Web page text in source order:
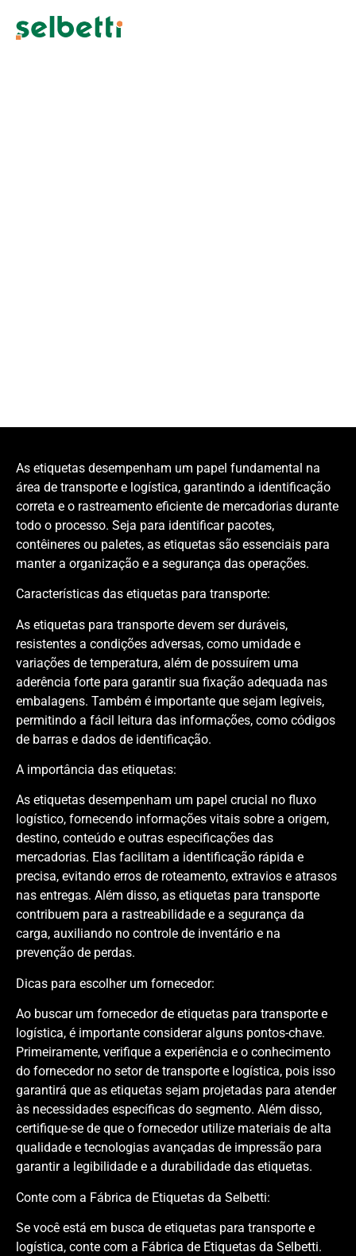
As etiquetas desempenham um papel fundamental na
área de transporte e logística, garantindo a identificação
correta e o rastreamento eficiente de mercadorias durante
todo o processo. Seja para identificar pacotes,
contêineres ou paletes, as etiquetas são essenciais para
manter a organização e a segurança das operações.
Características das etiquetas para transporte:
As etiquetas para transporte devem ser duráveis,
resistentes a condições adversas, como umidade e
variações de temperatura, além de possuírem uma
aderência forte para garantir sua fixação adequada nas
embalagens. Também é importante que sejam legíveis,
permitindo a fácil leitura das informações, como códigos
de barras e dados de identificação.
A importância das etiquetas:
As etiquetas desempenham um papel crucial no fluxo
logístico, fornecendo informações vitais sobre a origem,
destino, conteúdo e outras especificações das
mercadorias. Elas facilitam a identificação rápida e
precisa, evitando erros de roteamento, extravios e atrasos
nas entregas. Além disso, as etiquetas para transporte
contribuem para a rastreabilidade e a segurança da
carga, auxiliando no controle de inventário e na
prevenção de perdas.
Dicas para escolher um fornecedor:
Ao buscar um fornecedor de etiquetas para transporte e
logística, é importante considerar alguns pontos-chave.
Primeiramente, verifique a experiência e o conhecimento
do fornecedor no setor de transporte e logística, pois isso
garantirá que as etiquetas sejam projetadas para atender
às necessidades específicas do segmento. Além disso,
certifique-se de que o fornecedor utilize materiais de alta
qualidade e tecnologias avançadas de impressão para
garantir a legibilidade e a durabilidade das etiquetas.
Conte com a Fábrica de Etiquetas da Selbetti:
Se você está em busca de etiquetas para transporte e
logística, conte com a Fábrica de Etiquetas da Selbetti.